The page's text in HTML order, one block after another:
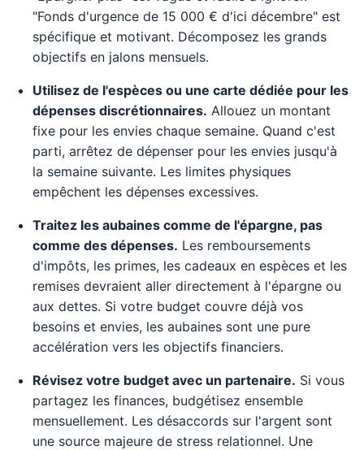
"Fonds d'urgence de 15 000 € d'ici décembre" est
spécifique et motivant. Décomposez les grands
objectifs en jalons mensuels.
Utilisez de l'espèces ou une carte dédiée pour les
dépenses discrétionnaires. Allouez un montant
fixe pour les envies chaque semaine. Quand c'est
parti, arrêtez de dépenser pour les envies jusqu'à
la semaine suivante. Les limites physiques
empêchent les dépenses excessives.
Traitez les aubaines comme de l'épargne, pas
comme des dépenses. Les remboursements
d'impôts, les primes, les cadeaux en espèces et les
remises devraient aller directement à l'épargne ou
aux dettes. Si votre budget couvre déjà vos
besoins et envies, les aubaines sont une pure
accélération vers les objectifs financiers.
Révisez votre budget avec un partenaire. Si vous
partagez les finances, budgétisez ensemble
mensuellement. Les désaccords sur l'argent sont
une source majeure de stress relationnel. Une